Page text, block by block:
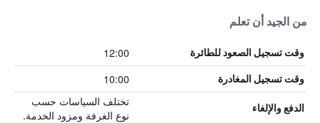
من الجيد أن تعلم
وقت تسجيل الصعود للطائرة 12:00
وقت تسجيل المغادرة 10:00
الدفع والإلغاء
تختلف السياسات حسب
نوع الغرفة ومزود الخدمة.